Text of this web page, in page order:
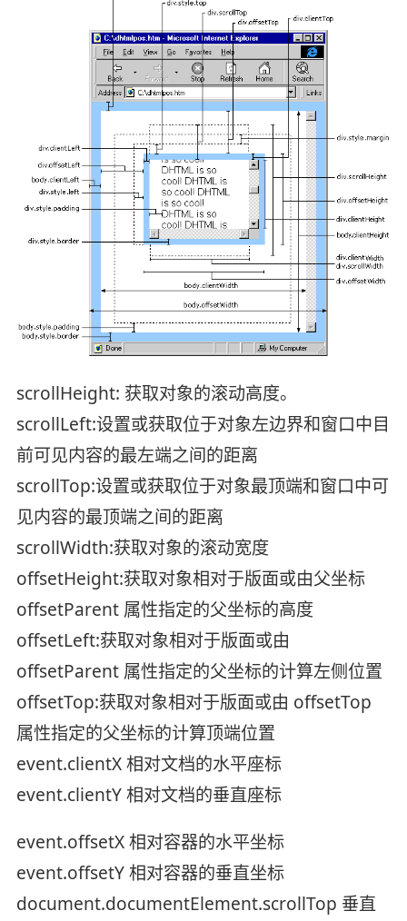
scrollHeight: 获取对象的滚动高度。
scrollLeft:设置或获取位于对象左边界和窗口中目
前可见内容的最左端之间的距离
scrollTop:设置或获取位于对象最顶端和窗口中可
见内容的最顶端之间的距离
scrollWidth:获取对象的滚动宽度
offsetHeight:获取对象相对于版面或由父坐标
offsetParent 属性指定的父坐标的高度
offsetLeft:获取对象相对于版面或由
offsetParent 属性指定的父坐标的计算左侧位置
offsetTop:获取对象相对于版面或由 offsetTop
属性指定的父坐标的计算顶端位置
event.clientX 相对文档的水平座标
event.clientY 相对文档的垂直座标
event.offsetX 相对容器的水平坐标
event.offsetY 相对容器的垂直坐标
document.documentElement.scrollTop 垂直